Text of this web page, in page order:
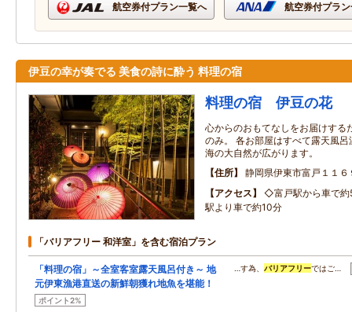
航空券付プラン一覧へ 航空券付プラ
伊豆の幸が奏でる 美食の詩に酔う 料理の宿
料理の宿 伊豆の花
心からのおもてなしをお届けする
のみ。 各お部屋はすべて露天風
海の大自然が広がります。
住所
静岡県伊東市富戸１１６
アクセス
◇富戸駅から車で
駅より車で約10分
「バリアフリー 和洋室」を含む宿泊プラン
「料理の宿」～全室客室露天風呂付き～ 地
元伊東漁港直送の新鮮朝獲れ地魚を堪能！
ポイント2%
…す為、 バリアフリーではご…